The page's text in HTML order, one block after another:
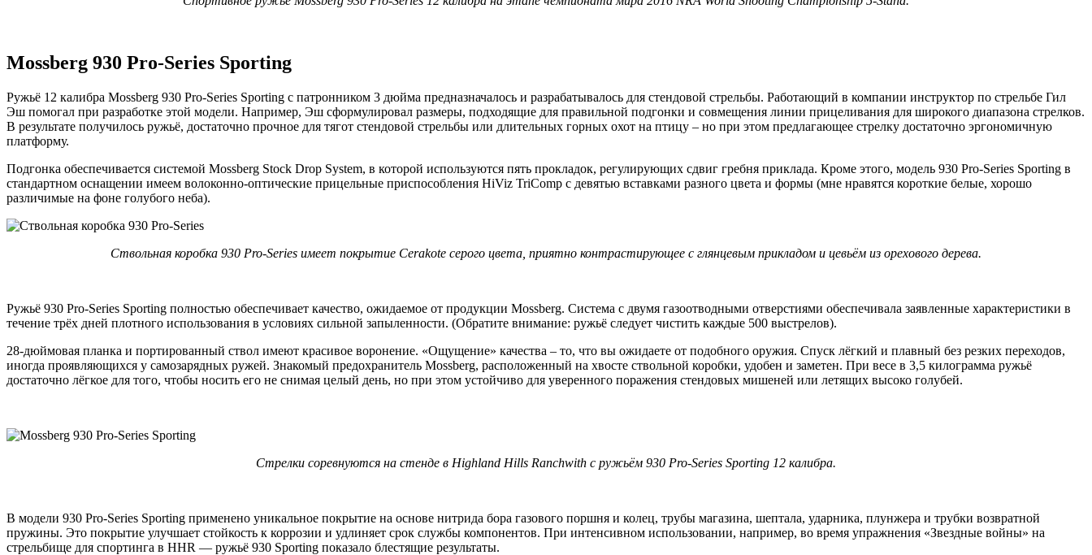
Mossberg 930 Pro-Series Sporting
Ружьё 12 калибра Mossberg 930 Pro-Series Sporting с патронником 3 дюйма предназначалось и разрабатывалось для стендовой стрельбы. Работающий в компании инструктор по стрельбе Гил
Эш помогал при разработке этой модели. Например, Эш сформулировал размеры, подходящие для правильной подгонки и совмещения линии прицеливания для широкого диапазона стрелков.
В результате получилось ружьё, достаточно прочное для тягот стендовой стрельбы или длительных горных охот на птицу – но при этом предлагающее стрелку достаточно эргономичную
платформу.
Подгонка обеспечивается системой Mossberg Stock Drop System, в которой используются пять прокладок, регулирующих сдвиг гребня приклада. Кроме этого, модель 930 Pro-Series Sporting в
стандартном оснащении имеем волоконно-оптические прицельные приспособления HiViz TriComp с девятью вставками разного цвета и формы (мне нравятся короткие белые, хорошо
различимые на фоне голубого неба).
Ствольная коробка 930 Pro-Series имеет покрытие Cerakote серого цвета, приятно контрастирующее с глянцевым прикладом и цевьём из орехового дерева.
Ружьё 930 Pro-Series Sporting полностью обеспечивает качество, ожидаемое от продукции Mossberg. Система с двумя газоотводными отверстиями обеспечивала заявленные характеристики в
течение трёх дней плотного использования в условиях сильной запыленности. (Обратите внимание: ружьё следует чистить каждые 500 выстрелов).
28-дюймовая планка и портированный ствол имеют красивое воронение. «Ощущение» качества – то, что вы ожидаете от подобного оружия. Спуск лёгкий и плавный без резких переходов,
иногда проявляющихся у самозарядных ружей. Знакомый предохранитель Mossberg, расположенный на хвосте ствольной коробки, удобен и заметен. При весе в 3,5 килограмма ружьё
достаточно лёгкое для того, чтобы носить его не снимая целый день, но при этом устойчиво для уверенного поражения стендовых мишеней или летящих высоко голубей.
Стрелки соревнуются на стенде в Highland Hills Ranchwith с ружьём 930 Pro-Series Sporting 12 калибра.
В модели 930 Pro-Series Sporting применено уникальное покрытие на основе нитрида бора газового поршня и колец, трубы магазина, шептала, ударника, плунжера и трубки возвратной
пружины. Это покрытие улучшает стойкость к коррозии и удлиняет срок службы компонентов. При интенсивном использовании, например, во время упражнения «Звездные войны» на
стрельбище для спортинга в HHR ― ружьё 930 Sporting показало блестящие результаты.